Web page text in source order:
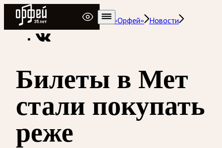
Радио Орфей
Радио классической музыки «Орфей»
Новости
Билеты в Мет
стали покупать
реже